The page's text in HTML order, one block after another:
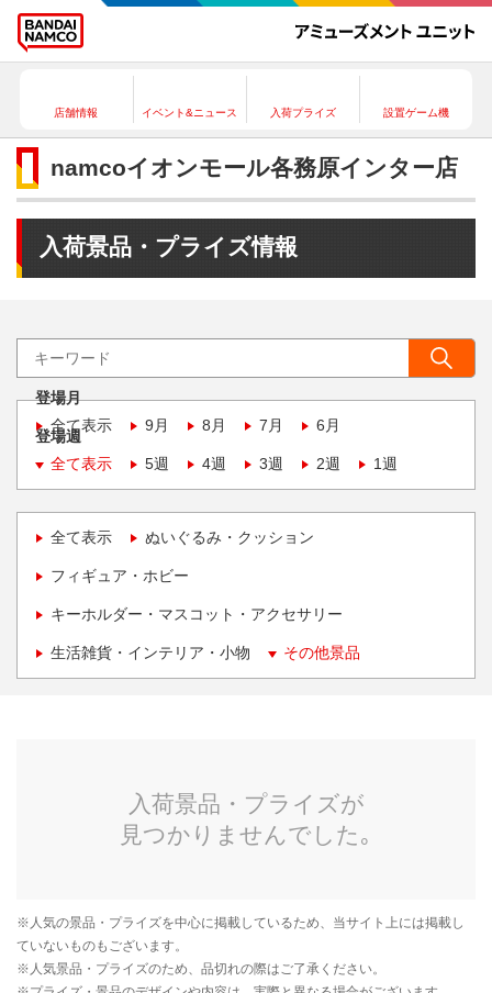
店舗情報 イベント&ニュース 入荷プライズ 設置ゲーム機
namcoイオンモール各務原インター店
入荷景品・プライズ情報
登場月
全て表示
9月 8月 7月 6月
登場週
全て表示
5週 4週 3週 2週 1週
全て表示 ぬいぐるみ・クッション
フィギュア・ホビー
キーホルダー・マスコット・アクセサリー
生活雑貨・インテリア・小物 その他景品